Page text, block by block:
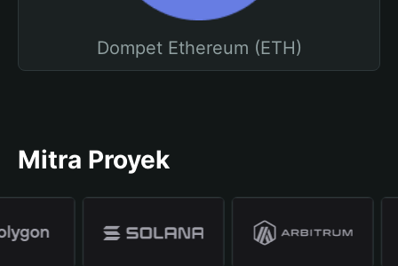
Dompet Ethereum (ETH)
Mitra Proyek